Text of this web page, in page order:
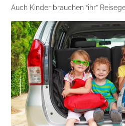
Auch Kinder brauchen “ihr”